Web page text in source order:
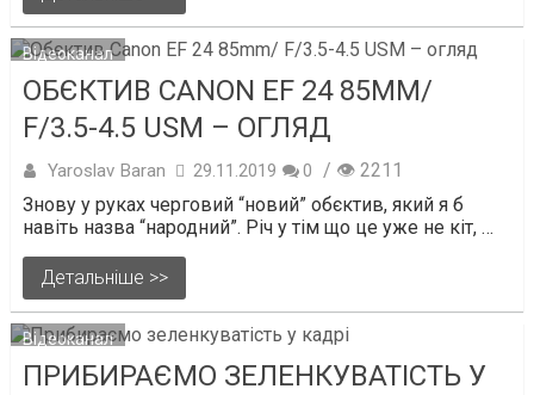
Відеоканал
ОБЄКТИВ CANON EF 24 85MM/
F/3.5-4.5 USM – ОГЛЯД
Yaroslav Baran 29.11.2019 0 / 👁 2211
Знову у руках черговий “новий” обєктив, який я б
навіть назва “народний”. Річ у тім що це уже не кіт, …
Детальніше >>
Відеоканал
ПРИБИРАЄМО ЗЕЛЕНКУВАТІСТЬ У